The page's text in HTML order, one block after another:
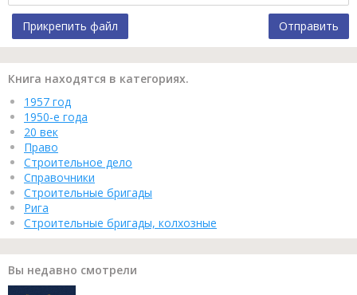
Прикрепить файл Отправить
Книга находятся в категориях.
1957 год
1950-е года
20 век
Право
Строительное дело
Справочники
Строительные бригады
Рига
Строительные бригады, колхозные
Вы недавно смотрели